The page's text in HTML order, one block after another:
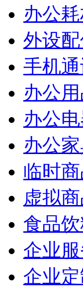
办公
外设
手机
办公
办公
办公
临时
虚拟
食品
企业
企业定